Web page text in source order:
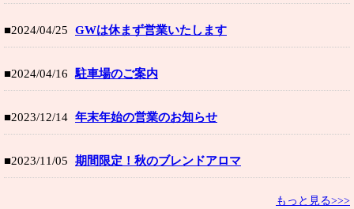
■2024/04/25 GWは休まず営業いたします
■2024/04/16 駐車場のご案内
■2023/12/14 年末年始の営業のお知らせ
■2023/11/05 期間限定！秋のブレンドアロマ
もっと見る>>>